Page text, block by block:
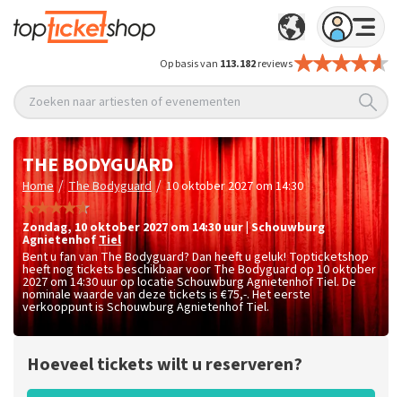
Op basis van 113.182reviews
Zoeken naar artiesten of evenementen
THE BODYGUARD
Home / The Bodyguard / 10 oktober 2027 om 14:30
zondag, 10 oktober 2027 om 14:30 uur |Schouwburg
AgnietenhofTiel
Bent u fan van The Bodyguard? Dan heeft u geluk! Topticketshop
heeft nog tickets beschikbaar voor The Bodyguard op 10 oktober
2027 om 14:30 uur op locatie Schouwburg Agnietenhof Tiel. De
nominale waarde van deze tickets is€75,-. Het eerste
verkooppunt is Schouwburg Agnietenhof Tiel.
Hoeveel tickets wilt u reserveren?